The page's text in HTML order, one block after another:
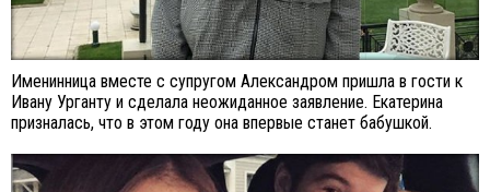
Именинница вместе с супругом Александром пришла в гости к
Ивану Урганту и сделала неожиданное заявление. Екатерина
призналась, что в этом году она впервые станет бабушкой.